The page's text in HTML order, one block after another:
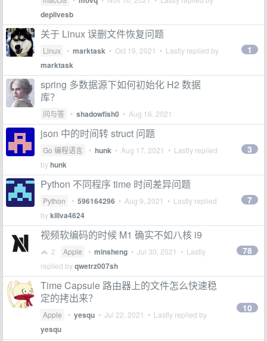
deplivesb
关于 Linux 误删文件恢复问题
Linux • marktask • Oct 19, 2021 • Lastly replied by
marktask
1
spring 多数据源下如何初始化 H2 数据
库？
问与答 • shadowfish0 • Aug 16, 2021
json 中的时间转 struct 问题
Go 编程语言 • hunk • Aug 17, 2021 • Lastly replied
byhunk
3
Python 不同程序 time 时间差异问题
Python • 596164296 • Aug 9, 2021 • Lastly replied
bykillva4624
7
视频软编码的时候 M1 确实不如八核 i9
2 Apple • minsheng • Jul 30, 2021 • Lastly
replied byqwetrz007sh
78
Time Capsule 路由器上的文件怎么快速稳
定的拷出来？
Apple • yesqu • Jul 22, 2021 • Lastly replied by
yesqu
10